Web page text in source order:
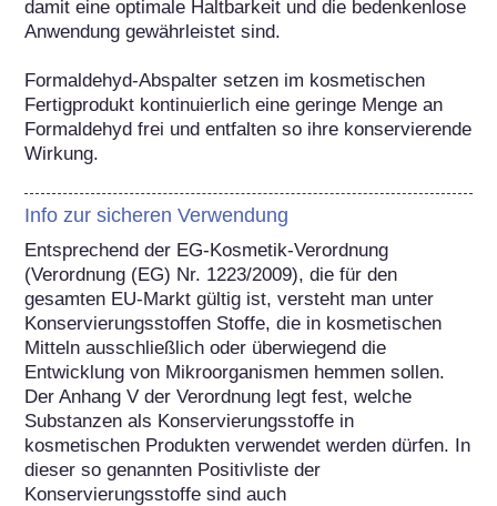
damit eine optimale Haltbarkeit und die bedenkenlose
Anwendung gewährleistet sind.
Formaldehyd-Abspalter setzen im kosmetischen
Fertigprodukt kontinuierlich eine geringe Menge an
Formaldehyd frei und entfalten so ihre konservierende
Wirkung.
Info zur sicheren Verwendung
Entsprechend der EG-Kosmetik-Verordnung
(Verordnung (EG) Nr. 1223/2009), die für den
gesamten EU-Markt gültig ist, versteht man unter
Konservierungsstoffen Stoffe, die in kosmetischen
Mitteln ausschließlich oder überwiegend die
Entwicklung von Mikroorganismen hemmen sollen.
Der Anhang V der Verordnung legt fest, welche
Substanzen als Konservierungsstoffe in
kosmetischen Produkten verwendet werden dürfen. In
dieser so genannten Positivliste der
Konservierungsstoffe sind auch